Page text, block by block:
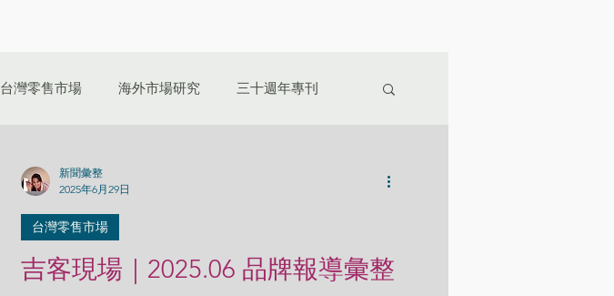
台灣零售市場 海外市場研究 三十週年專刊
吉客現場｜2025.06 品牌報導彙整
台灣零售市場
新聞彙整
2025年6月29日